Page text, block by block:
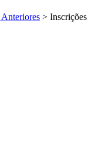
Anteriores > Inscrições